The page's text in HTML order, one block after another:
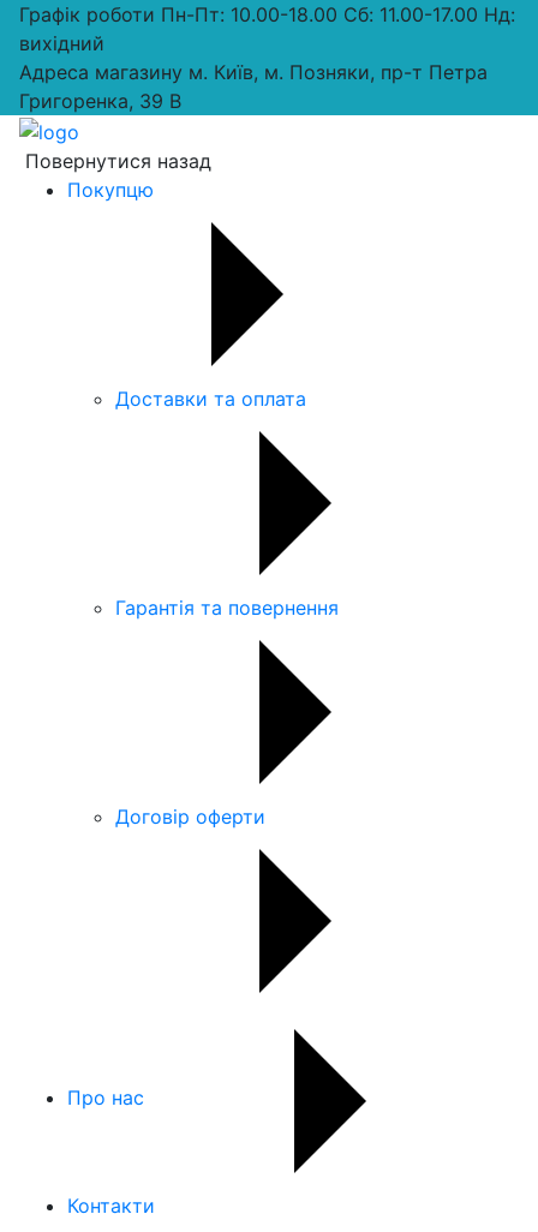
Графік роботи Пн-Пт: 10.00-18.00 Сб: 11.00-17.00 Нд:
вихiдний
Адреса магазину м. Київ, м. Позняки, пр-т Петра
Григоренка, 39 В
Повернутися назад
Покупцю
Доставки та оплата
Гарантія та повернення
Договір оферти
Про нас
Контакти